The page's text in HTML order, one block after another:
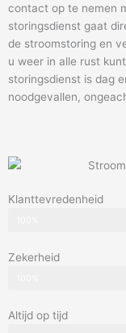
contact op te nemen
storingsdienst gaat
de stroomstoring en
u weer in alle rust
storingsdienst is dag
noodgevallen,
Klanttevredenheid
Zekerheid
Altijd op tijd